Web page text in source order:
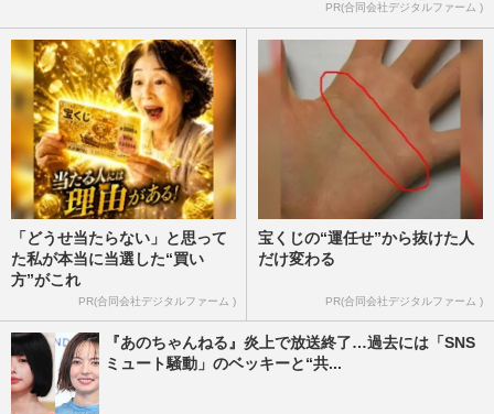
PR(合同会社デジタルファーム )
「どうせ当たらない」と思って
た私が本当に当選した“買い
方”がこれ
PR(合同会社デジタルファーム )
宝くじの“運任せ”から抜けた人
だけ変わる
PR(合同会社デジタルファーム )
『あのちゃんねる』炎上で放送終了…過去には「SNS
ミュート騒動」のベッキーと“共...